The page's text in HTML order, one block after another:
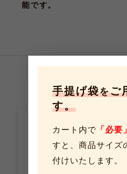
能です。
手提げ袋をご
す。
カート内で 「必要」
すと、 商品サイズ
付けいたします。